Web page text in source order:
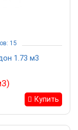
1.73 м3
15
Купить